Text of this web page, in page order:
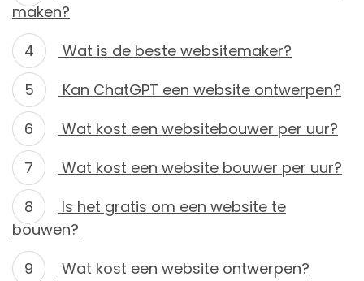
maken?
Wat is de beste websitemaker?
Kan ChatGPT een website ontwerpen?
Wat kost een websitebouwer per uur?
Wat kost een website bouwer per uur?
Is het gratis om een website te
bouwen?
Wat kost een website ontwerpen?